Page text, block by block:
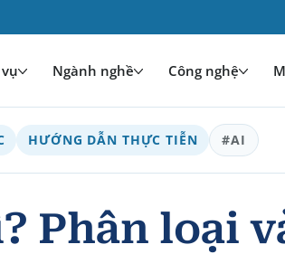
Ngành nghề Công nghệ
HƯỚNG DẪN THỰC TIỄN #AI
Phân loại